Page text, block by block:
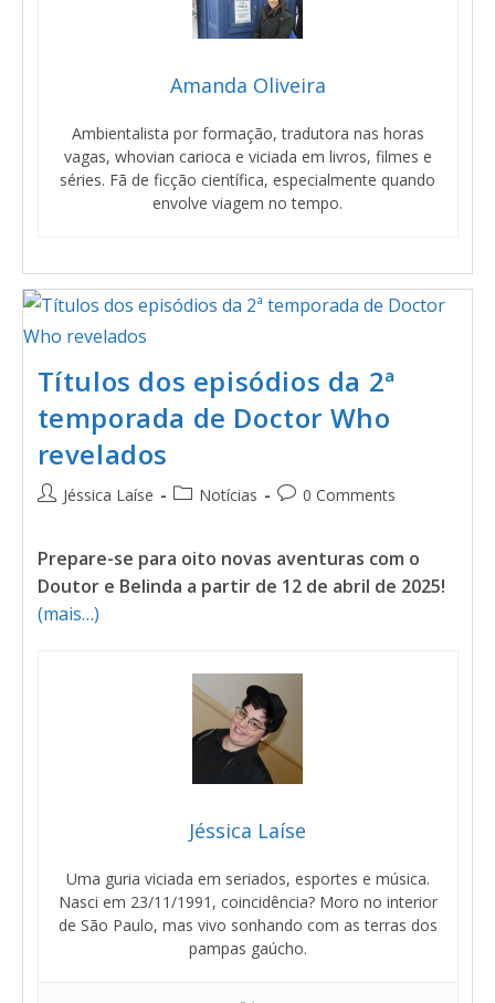
Amanda Oliveira
Ambientalista por formação, tradutora nas horas
vagas, whovian carioca e viciada em livros, filmes e
séries. Fã de ficção científica, especialmente quando
envolve viagem no tempo.
Títulos dos episódios da 2ª
temporada de Doctor Who
revelados
Jéssica Laíse Notícias 0 Comments
Prepare-se para oito novas aventuras com o
Doutor e Belinda a partir de 12 de abril de 2025!
(mais…)
Jéssica Laíse
Uma guria viciada em seriados, esportes e música.
Nasci em 23/11/1991, coincidência? Moro no interior
de São Paulo, mas vivo sonhando com as terras dos
pampas gaúcho.